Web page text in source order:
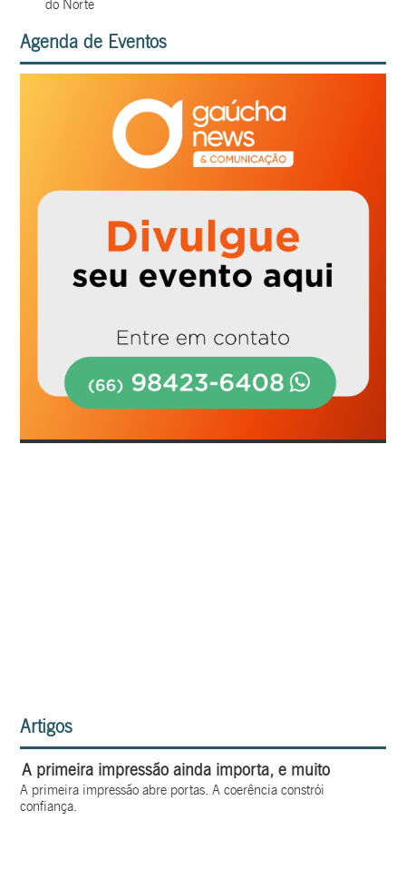
do Norte
Agenda de Eventos
Artigos
A primeira impressão ainda importa, e muito
A primeira impressão abre portas. A coerência constrói
confiança.